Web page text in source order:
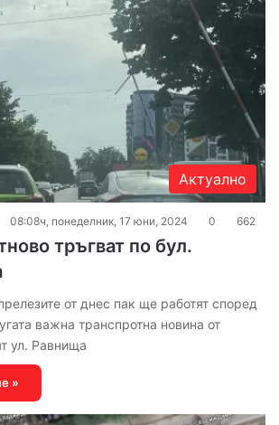
Актуално
08:08ч, понеделник, 17 юни, 2024 0 662
тръгват по бул.
от днес пак ще работят според
важна транспротна новина от
ул. Равнища
»